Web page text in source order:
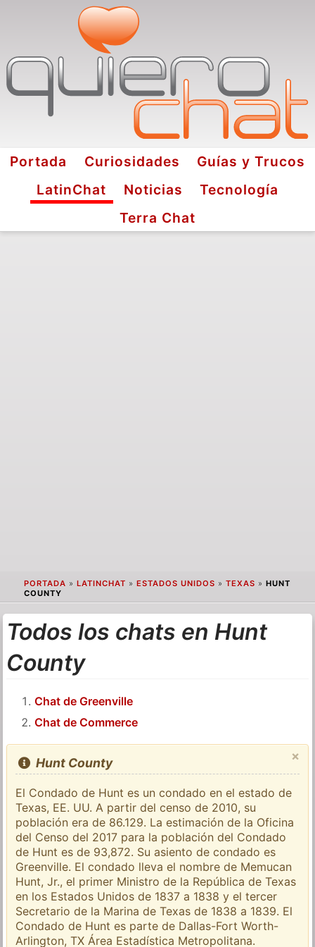
Portada Curiosidades
Guías y Trucos
LatinChat
Noticias
Tecnología
Terra Chat
PORTADA » LATINCHAT » ESTADOS UNIDOS » TEXAS » HUNT
COUNTY
Todos los chats en Hunt
County
Chat de Greenville
Chat de Commerce
×
Hunt County
El Condado de Hunt es un condado en el estado de
Texas, EE. UU. A partir del censo de 2010, su
población era de 86.129. La estimación de la Oficina
del Censo del 2017 para la población del Condado
de Hunt es de 93,872. Su asiento de condado es
Greenville. El condado lleva el nombre de Memucan
Hunt, Jr., el primer Ministro de la República de Texas
en los Estados Unidos de 1837 a 1838 y el tercer
Secretario de la Marina de Texas de 1838 a 1839. El
Condado de Hunt es parte de Dallas-Fort Worth-
Arlington, TX Área Estadística Metropolitana.